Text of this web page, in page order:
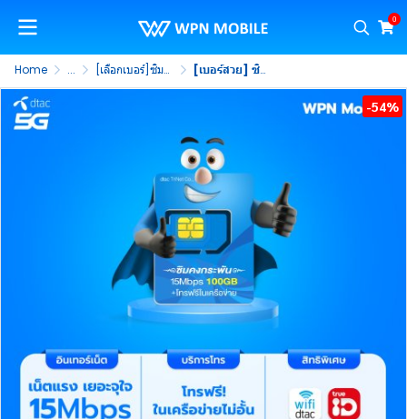
0
Home ... [เลือกเบอร์]ซิมคงกระพัน 15Mbps 100GB [เบอร์สวย] ซิมคงกระพัน 15mbps 100GB เน็ตรายปี ซิมรายปี ไม่ต้องจ่ายรายเดือน 365 วัน (ชุดที่ 1)
-54%